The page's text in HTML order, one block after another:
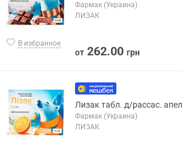
В избранное
Фармак (Украина)
ЛИЗАК
от 262.00 грн
Лизак табл. д/рассас.
Фармак (Украина)
ЛИЗАК